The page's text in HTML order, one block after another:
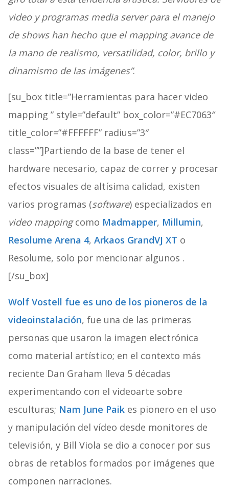
video y programas media server para el manejo
de shows han hecho que el mapping avance de
la mano de realismo, versatilidad, color, brillo y
dinamismo de las imágenes”.
[su_box title=”Herramientas para hacer video
mapping ” style=”default” box_color=”#EC7063″
title_color=”#FFFFFF” radius=”3″
class=””]Partiendo de la base de tener el
hardware necesario, capaz de correr y procesar
efectos visuales de altísima calidad, existen
varios programas (software) especializados en
video mappingcomo Madmapper, Millumin,
Resolume Arena 4, Arkaos GrandVJ XT o
Resolume, solo por mencionar algunos .
[/su_box]
Wolf Vostell fue es uno de los pioneros de la
videoinstalación, fue una de las primeras
personas que usaron la imagen electrónica
como material artístico; en el contexto más
reciente Dan Graham lleva 5 décadas
experimentando con el videoarte sobre
esculturas; Nam June Paik es pionero en el uso
y manipulación del vídeo desde monitores de
televisión, y Bill Viola se dio a conocer por sus
obras de retablos formados por imágenes que
componen narraciones.